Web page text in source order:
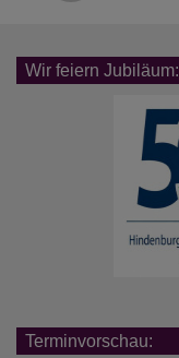
Wir feiern Jubiläum:
Terminvorschau: